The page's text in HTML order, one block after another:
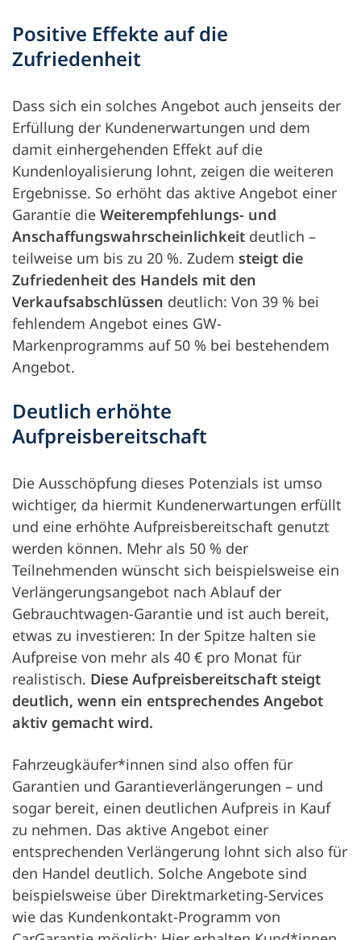
Positive Effekte auf die
Zufriedenheit
Dass sich ein solches Angebot auch jenseits der
Erfüllung der Kundenerwartungen und dem
damit einhergehenden Effekt auf die
Kundenloyalisierung lohnt, zeigen die weiteren
Ergebnisse. So erhöht das aktive Angebot einer
Garantie die Weiterempfehlungs- und
Anschaffungswahrscheinlichkeit deutlich –
teilweise um bis zu 20 %. Zudem steigt die
Zufriedenheit des Handels mit den
Verkaufsabschlüssen deutlich: Von 39 % bei
fehlendem Angebot eines GW-
Markenprogramms auf 50 % bei bestehendem
Angebot.
Deutlich erhöhte
Aufpreisbereitschaft
Die Ausschöpfung dieses Potenzials ist umso
wichtiger, da hiermit Kundenerwartungen erfüllt
und eine erhöhte Aufpreisbereitschaft genutzt
werden können. Mehr als 50 % der
Teilnehmenden wünscht sich beispielsweise ein
Verlängerungsangebot nach Ablauf der
Gebrauchtwagen-Garantie und ist auch bereit,
etwas zu investieren: In der Spitze halten sie
Aufpreise von mehr als 40 € pro Monat für
realistisch. Diese Aufpreisbereitschaft steigt
deutlich, wenn ein entsprechendes Angebot
aktiv gemacht wird.
Fahrzeugkäufer*innen sind also offen für
Garantien und Garantieverlängerungen – und
sogar bereit, einen deutlichen Aufpreis in Kauf
zu nehmen. Das aktive Angebot einer
entsprechenden Verlängerung lohnt sich also für
den Handel deutlich. Solche Angebote sind
beispielsweise über Direktmarketing-Services
wie das Kundenkontakt-Programm von